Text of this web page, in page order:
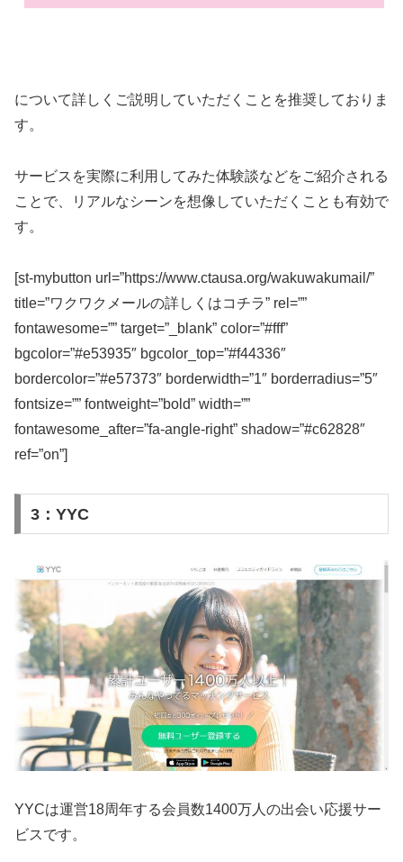
について詳しくご説明していただくことを推奨しておりま
す。
サービスを実際に利用してみた体験談などをご紹介される
ことで、リアルなシーンを想像していただくことも有効で
す。
[st-mybutton url=”https://www.ctausa.org/wakuwakumail/”
title=”ワクワクメールの詳しくはコチラ” rel=””
fontawesome=”” target=”_blank” color=”#fff”
bgcolor=”#e53935″ bgcolor_top=”#f44336″
bordercolor=”#e57373″ borderwidth=”1″ borderradius=”5″
fontsize=”” fontweight=”bold” width=””
fontawesome_after=”fa-angle-right” shadow=”#c62828″
ref=”on”]
3：YYC
YYCは運営18周年する会員数1400万人の出会い応援サー
ビスです。